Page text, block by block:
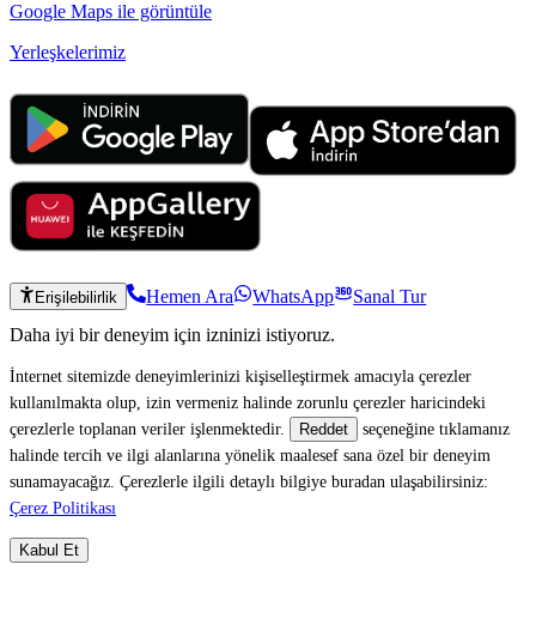
Google Maps ile görüntüle
Yerleşkelerimiz
Erişilebilirlik Hemen Ara WhatsApp
Sanal Tur
Daha iyi bir deneyim için izninizi istiyoruz.
İnternet sitemizde deneyimlerinizi kişiselleştirmek amacıyla çerezler
kullanılmakta olup, izin vermeniz halinde zorunlu çerezler haricindeki
çerezlerle toplanan veriler işlenmektedir.
Reddet
seçeneğine tıklamanız
halinde tercih ve ilgi alanlarına yönelik maalesef sana özel bir deneyim
sunamayacağız. Çerezlerle ilgili detaylı bilgiye buradan ulaşabilirsiniz:
Çerez Politikası
Kabul Et